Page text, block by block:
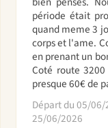
période était
quand meme 3
corps et l'ame.
en prenant un
Coté route
presque 60€ de
Départ du 05/
25/06/2026